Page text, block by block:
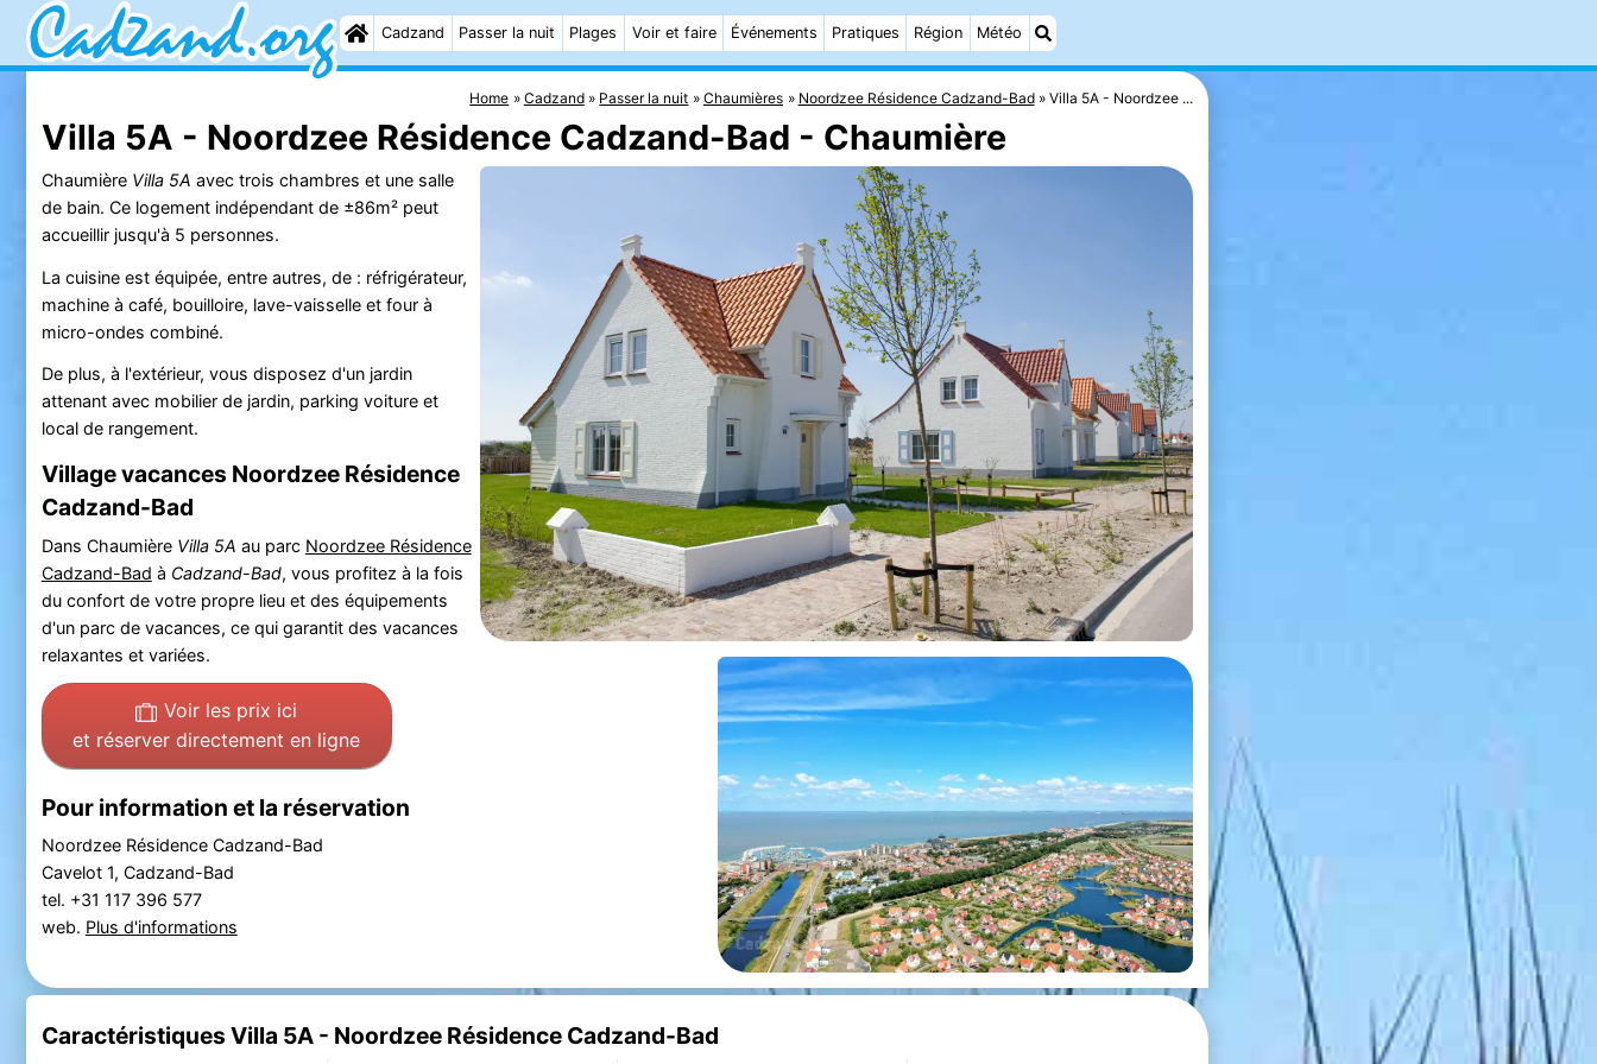
Cadzand Passer la nuit Plages Voir et faire Événements Pratiques Région Météo
Home Cadzand Passer la nuit Chaumières Noordzee Résidence Cadzand-Bad Villa 5A - Noordzee ...
Villa 5A - Noordzee Résidence Cadzand-Bad - Chaumière
Chaumière Villa 5A avec trois chambres et une salle
de bain. Ce logement indépendant de ±86m² peut
accueillir jusqu'à 5 personnes.
La cuisine est équipée, entre autres, de : réfrigérateur,
machine à café, bouilloire, lave-vaisselle et four à
micro-ondes combiné.
De plus, à l'extérieur, vous disposez d'un jardin
attenant avec mobilier de jardin, parking voiture et
local de rangement.
Village vacances Noordzee Résidence
Cadzand-Bad
Dans Chaumière Villa 5A au parc Noordzee Résidence
Cadzand-Bad à Cadzand-Bad, vous profitez à la fois
du confort de votre propre lieu et des équipements
d'un parc de vacances, ce qui garantit des vacances
relaxantes et variées.
Voir les prix ici
et réserver directement en ligne
Pour information et la réservation
Noordzee Résidence Cadzand-Bad
Cavelot 1, Cadzand-Bad
tel. +31 117 396 577
web. Plus d'informations
Caractéristiques Villa 5A - Noordzee Résidence Cadzand-Bad